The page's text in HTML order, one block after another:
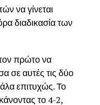
να γίνεται
διαδικασία των
τον πρώτο να
σε αυτές τις δύο
επιτυχώς. Το
το 4-2,